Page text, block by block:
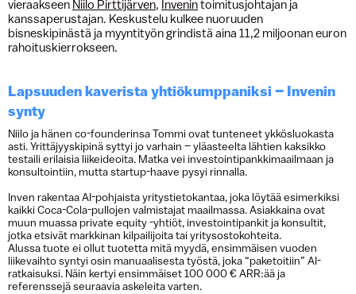
vieraakseen Niilo Pirttijärven, Invenintoimitusjohtajan ja
kanssaperustajan. Keskustelu kulkee nuoruuden
bisneskipinästä ja myyntityön grindistä aina 11,2 miljoonan euron
rahoituskierrokseen.
Lapsuuden kaverista yhtiökumppaniksi – Invenin
synty
Niilo ja hänen co-founderinsa Tommi ovat tunteneet ykkösluokasta
asti. Yrittäjyyskipinä syttyi jo varhain – yläasteelta lähtien kaksikko
testaili erilaisia liikeideoita. Matka vei investointipankkimaailmaan ja
konsultointiin, mutta startup-haave pysyi rinnalla.
Inven rakentaa AI-pohjaista yritystietokantaa, joka löytää esimerkiksi
kaikki Coca-Cola-pullojen valmistajat maailmassa. Asiakkaina ovat
muun muassa private equity -yhtiöt, investointipankit ja konsultit,
jotka etsivät markkinan kilpailijoita tai yritysostokohteita.
Alussa tuote ei ollut tuotetta mitä myydä, ensimmäisen vuoden
liikevaihto syntyi osin manuaalisesta työstä, joka “paketoitiin” AI-
ratkaisuksi. Näin kertyi ensimmäiset 100 000 € ARR:ää ja
referenssejä seuraavia askeleita varten.